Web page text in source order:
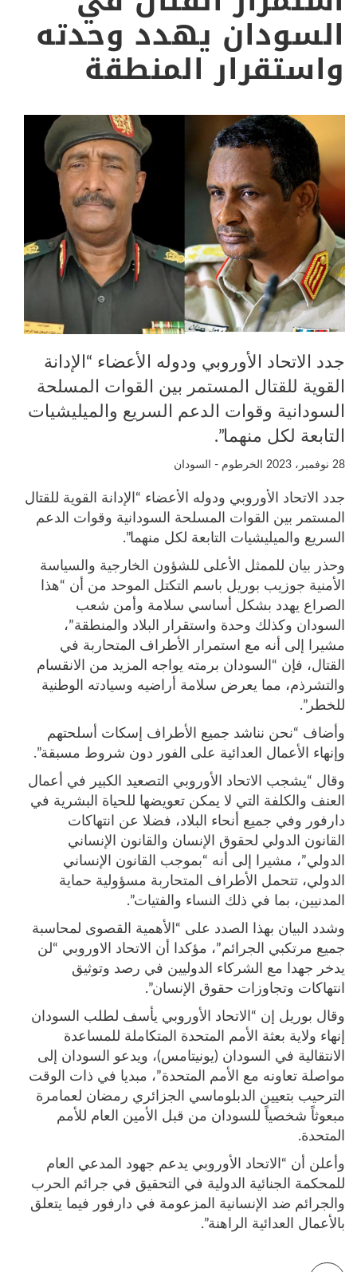
السودان يهدد وحدته
واستقرار المنطقة
جدد الاتحاد الأوروبي ودوله الأعضاء “الإدانة
القوية للقتال المستمر بين القوات المسلحة
السودانية وقوات الدعم السريع والميليشيات
التابعة لكل منهما”.
28 نوفمبر، 2023 الخرطوم - السودان
جدد الاتحاد الأوروبي ودوله الأعضاء “الإدانة القوية للقتال
المستمر بين القوات المسلحة السودانية وقوات الدعم
السريع والميليشيات التابعة لكل منهما”.
وحذر بيان للممثل الأعلى للشؤون الخارجية والسياسة
الأمنية جوزيب بوريل باسم التكتل الموحد من أن “هذا
الصراع يهدد بشكل أساسي سلامة وأمن شعب
السودان وكذلك وحدة واستقرار البلاد والمنطقة”،
مشيرا إلى أنه مع استمرار الأطراف المتحاربة في
القتال، فإن “السودان برمته يواجه المزيد من الانقسام
والتشرذم، مما يعرض سلامة أراضيه وسيادته الوطنية
للخطر”.
وأضاف “نحن نناشد جميع الأطراف إسكات أسلحتهم
وإنهاء الأعمال العدائية على الفور دون شروط مسبقة”.
وقال “يشجب الاتحاد الأوروبي التصعيد الكبير في أعمال
العنف والكلفة التي لا يمكن تعويضها للحياة البشرية في
دارفور وفي جميع أنحاء البلاد، فضلا عن انتهاكات
القانون الدولي لحقوق الإنسان والقانون الإنساني
الدولي”، مشيرا إلى أنه “بموجب القانون الإنساني
الدولي، تتحمل الأطراف المتحاربة مسؤولية حماية
المدنيين، بما في ذلك النساء والفتيات”.
وشدد البيان بهذا الصدد على “الأهمية القصوى لمحاسبة
جميع مرتكبي الجرائم”، مؤكدا أن الاتحاد الاوروبي “لن
يدخر جهدا مع الشركاء الدوليين في رصد وتوثيق
انتهاكات وتجاوزات حقوق الإنسان”.
وقال بوريل إن “الاتحاد الأوروبي يأسف لطلب السودان
إنهاء ولاية بعثة الأمم المتحدة المتكاملة للمساعدة
الانتقالية في السودان (يونيتامس)، ويدعو السودان إلى
مواصلة تعاونه مع الأمم المتحدة”، مبديا في ذات الوقت
الترحيب بتعيين الدبلوماسي الجزائري رمضان لعمامرة
مبعوثاً شخصياً للسودان من قبل الأمين العام للأمم
المتحدة.
وأعلن أن “الاتحاد الأوروبي يدعم جهود المدعي العام
للمحكمة الجنائية الدولية في التحقيق في جرائم الحرب
والجرائم ضد الإنسانية المزعومة في دارفور فيما يتعلق
بالأعمال العدائية الراهنة”.